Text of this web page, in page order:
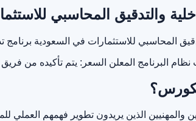
والتدقيق المحاسبي
المحاسبي للاستثمارات في السعودية
البرنامج المعلن السعر: يتم تأكيده من
والمهنيين الذين يريدون تطوير فهمهم العملي